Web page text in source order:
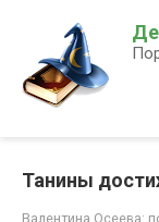
контенту
Танины
Валентина Осеева: